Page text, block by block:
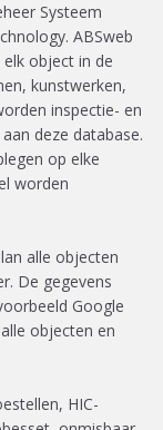
Systeem
ABSweb
object in de
kunstwerken,
inspectie- en
deze database.
op elke
worden
alle objecten
De gegevens
Google
objecten en
HIC-